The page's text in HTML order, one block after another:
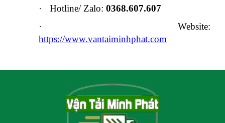
·
Hotline/ Zalo:0368.607.607
·
Website:
https://www.vantaiminhphat.com